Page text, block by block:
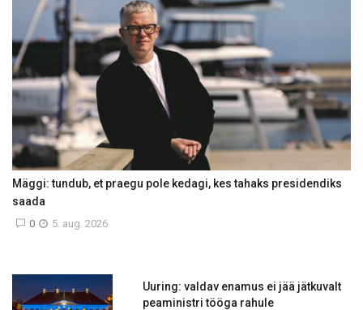
Mäggi: tundub, et praegu pole kedagi, kes tahaks presidendiks
saada
5. aug. 2026
0
Uuring: valdav enamus ei jää jätkuvalt
peaministri tööga rahule